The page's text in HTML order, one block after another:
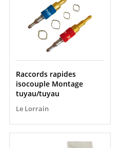
Raccords rapides
isocouple Montage
tuyau/tuyau
Le Lorrain